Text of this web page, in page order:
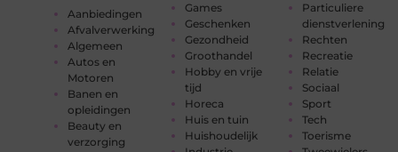
Aanbiedingen
Afvalverwerking
Algemeen
Autos en
Motoren
Banen en
opleidingen
Beauty en
verzorging
Games
Geschenken
Gezondheid
Groothandel
Hobby en vrije
tijd
Horeca
Huis en tuin
Huishoudelijk
Particuliere
dienstverlening
Rechten
Recreatie
Relatie
Sociaal
Sport
Tech
Toerisme